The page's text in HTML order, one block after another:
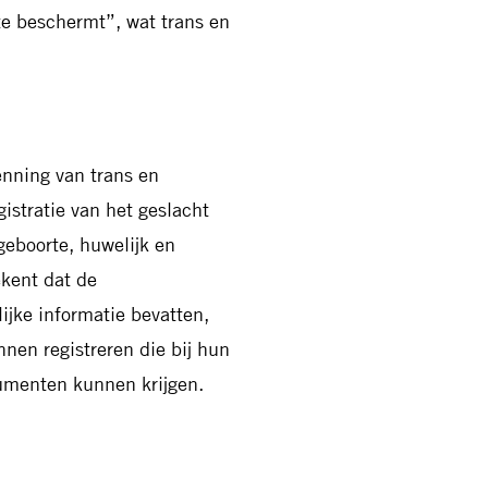
beschermt”, wat trans en
van trans en
van het geslacht
huwelijk en
dat de
informatie bevatten,
registreren die bij hun
kunnen krijgen.